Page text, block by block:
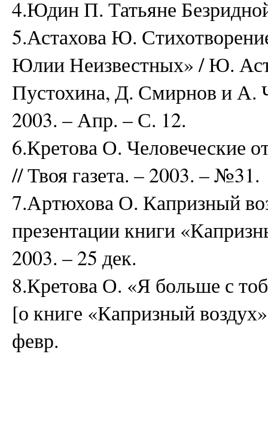
4.Юдин П. Татьяне
5.Астахова Ю.
Юлии Неизвестных» / Ю.
Пустохина, Д. Смирнов и А.
2003. – Апр. – С. 12.
6.Кретова О. Человеческие
// Твоя газета. – 2003. – №31.
7.Артюхова О. Капризный
презентации книги
2003. – 25 дек.
8.Кретова О. «Я больше с
[о книге «Капризный
февр.